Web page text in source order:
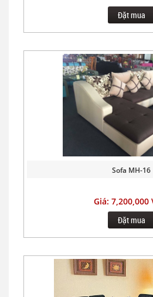
Đặt mua
Sofa MH-16
Giá: 7,200,000
Đặt mua